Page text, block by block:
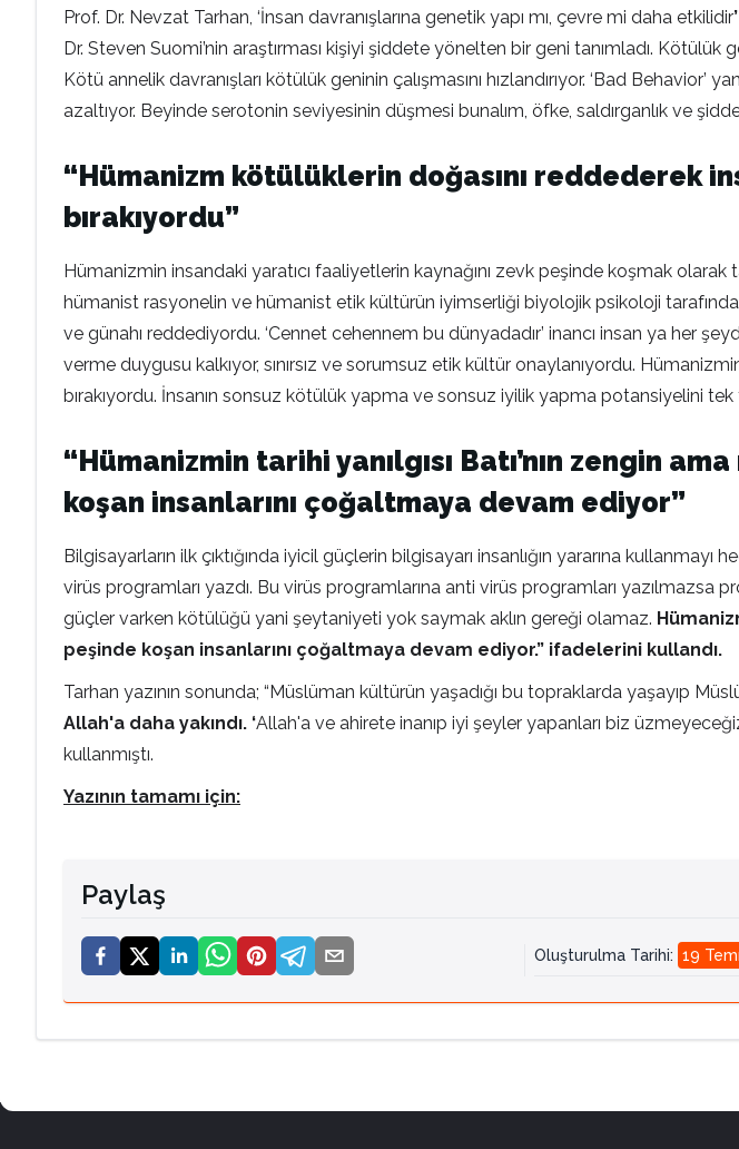
Prof. Dr. Nevzat Tarhan, ‘İnsan davranışlarına genetik yapı mı, çevre mi daha etkilidir’
Dr. Steven Suomi’nin araştırması kişiyi şiddete yönelten bir geni tanımladı. Kötülük
Kötü annelik davranışları kötülük geninin çalışmasını hızlandırıyor. ‘Bad
azaltıyor. Beyinde serotonin seviyesinin düşmesi bunalım, öfke, saldırganlık ve
“Hümanizm kötülüklerin doğasını reddederek
bırakıyordu”
Hümanizmin insandaki yaratıcı faaliyetlerin kaynağını zevk peşinde koşmak
hümanist rasyonelin ve hümanist etik kültürün iyimserliği biyolojik psikoloji
ve günahı reddediyordu. ‘Cennet cehennem bu dünyadadır’ inancı insan ya her
verme duygusu kalkıyor, sınırsız ve sorumsuz etik kültür onaylanıyordu.
bırakıyordu. İnsanın sonsuz kötülük yapma ve sonsuz iyilik yapma potansiyelini tek
“Hümanizmin tarihi yanılgısı Batı’nın zengin
koşan insanlarını çoğaltmaya devam ediyor”
Bilgisayarların ilk çıktığında iyicil güçlerin bilgisayarı insanlığın yararına
virüs programları yazdı. Bu virüs programlarına anti virüs programları yazılmazsa
güçler varken kötülüğü yani şeytaniyeti yok saymak aklın gereği olamaz.
peşinde koşan insanlarını çoğaltmaya devam ediyor.” ifadelerini kullandı.
Tarhan yazının sonunda; “Müslüman kültürün yaşadığı bu topraklarda yaşayıp
Allah'a daha yakındı. ‘Allah'a ve ahirete inanıp iyi şeyler yapanları biz
kullanmıştı.
Yazının tamamı için:
Paylaş
Oluşturulma Tarihi: 19